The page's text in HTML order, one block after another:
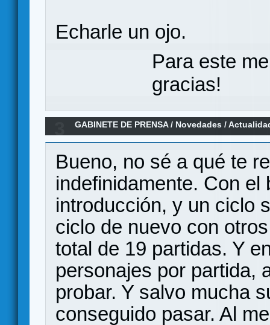
Echarle un ojo.
Para este
gracias!
GABINETE DE PRENSA/ Novedades /
LCG de FFG
Bueno, no sé a qué te
indefinidamente. Con
introducción, y un ciclo
ciclo de nuevo con
total de 19 partidas. Y
personajes por partida,
probar. Y salvo mucha
conseguido pasar. Al